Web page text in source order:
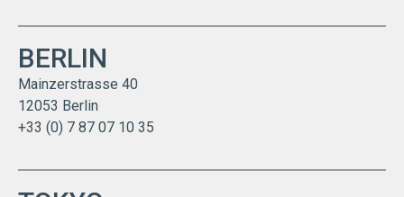
BERLIN
Mainzerstrasse 40
12053 Berlin
+33 (0) 7 87 07 10 35